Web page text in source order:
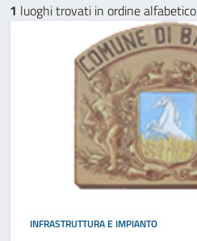
1 luoghi trovati in ordine alfabetico
INFRASTRUTTURA E IMPIANTO